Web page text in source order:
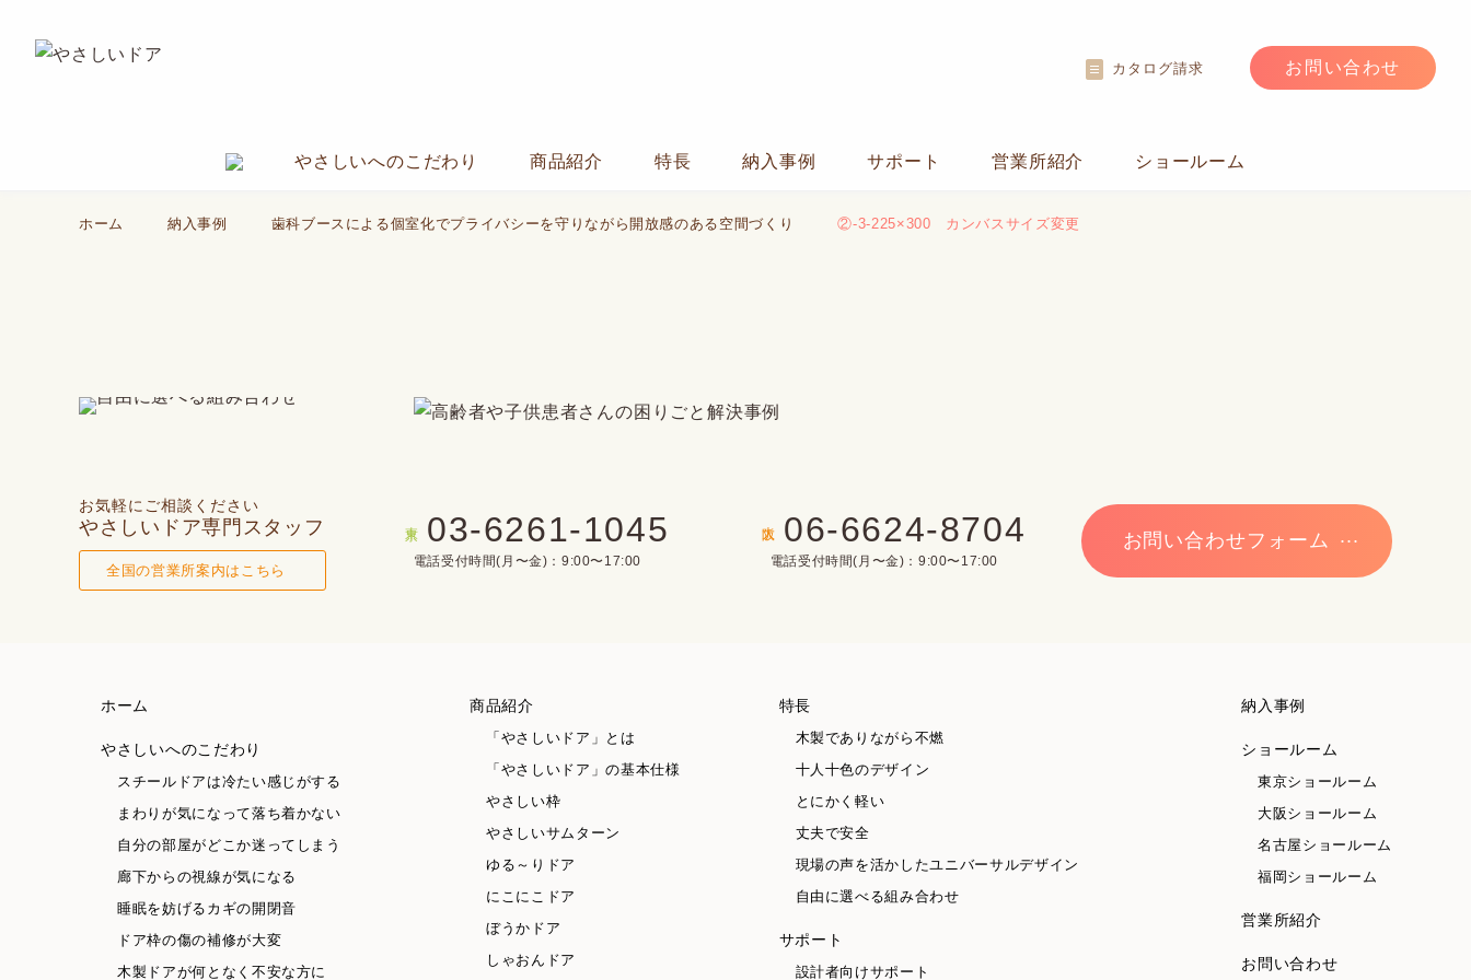
カタログ請求 お問い合わせ
やさしいへのこだわり 商品紹介 特長 納入事例 サポート 営業所紹介 ショールーム
ホーム 納入事例 歯科ブースによる個室化でプライバシーを守りながら開放感のある空間づくり ②-3-225×300 カンバスサイズ変更
お気軽にご相談ください
やさしいドア専門スタッフ
全国の営業所案内はこちら
03-6261-1045
電話受付時間(月〜金)：9:00〜17:00
06-6624-8704
電話受付時間(月〜金)：9:00〜17:00
お問い合わせフォーム
ホーム
やさしいへのこだわり
スチールドアは冷たい感じがする
まわりが気になって落ち着かない
自分の部屋がどこか迷ってしまう
廊下からの視線が気になる
睡眠を妨げるカギの開閉音
ドア枠の傷の補修が大変
木製ドアが何となく不安な方に
商品紹介
「やさしいドア」とは
「やさしいドア」の基本仕様
やさしい枠
やさしいサムターン
ゆる～りドア
にこにこドア
ぼうかドア
しゃおんドア
特長
木製でありながら不燃
十人十色のデザイン
とにかく軽い
丈夫で安全
現場の声を活かしたユニバーサルデザイン
自由に選べる組み合わせ
サポート
設計者向けサポート
納入事例
ショールーム
東京ショールーム
大阪ショールーム
名古屋ショールーム
福岡ショールーム
営業所紹介
お問い合わせ